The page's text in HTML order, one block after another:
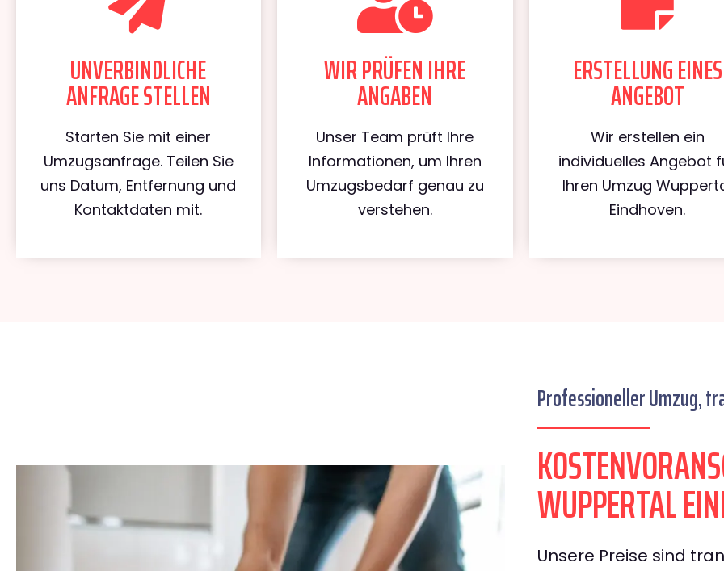
UNVERBINDLICHE
ANFRAGE STELLEN
Starten Sie mit einer
Umzugsanfrage. Teilen Sie
uns Datum, Entfernung und
Kontaktdaten mit.
WIR PRÜFEN IHRE
ANGABEN
Unser Team prüft Ihre
Informationen, um Ihren
Umzugsbedarf genau zu
verstehen.
ERSTELLUNG EINES
ANGEBOT
Wir erstellen ein
individuelles Angebot
Ihren Umzug
Eindhoven.
Professioneller Umzug,
WUPPERTAL
Unsere Preise sind